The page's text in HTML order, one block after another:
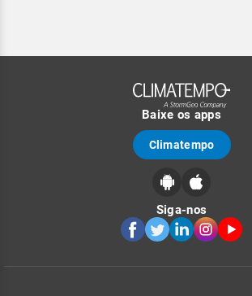
Baixe os apps
Climatempo
Siga-nos